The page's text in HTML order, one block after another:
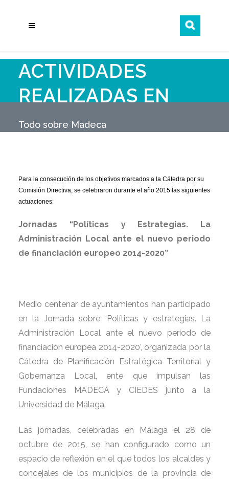
ACTIVIDADES
REALIZADAS EN
2015
Todo sobre Madeca
Para la consecución de los objetivos marcados a la Cátedra por su
Comisión Directiva, se celebraron durante el año 2015 las siguientes
actuaciones:
Jornadas “Políticas y Estrategias. La
Administración Local ante el nuevo periodo
de financiación europeo 2014-2020”
Medio centenar de ayuntamientos han participado
en la Jornada sobre ‘Políticas y estrategias. La
Administración Local ante el nuevo periodo de
financiación europea 2014-2020’, organizada por la
Cátedra de Planificación Estratégica Territorial y
Gobernanza Local, ente que impulsan las
Fundaciones MADECA y CIEDES junto a la
Universidad de Málaga.
Las jornadas, celebradas en Málaga el 28 de
octubre de 2015, se han configurado como un
espacio de reflexión en el que todos los alcaldes y
concejales de los municipios de la provincia de